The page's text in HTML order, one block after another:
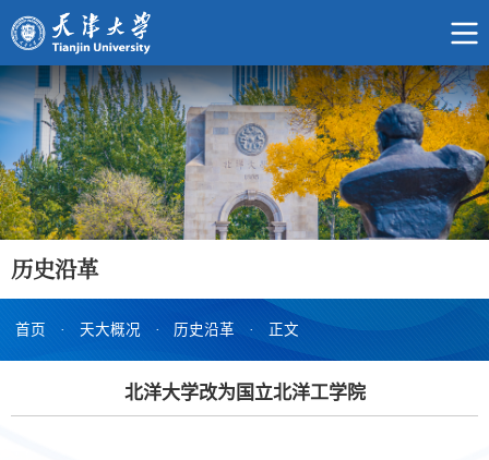
历史沿革
首页 · 天大概况 · 历史沿革 · 正文
北洋大学改为国立北洋工学院